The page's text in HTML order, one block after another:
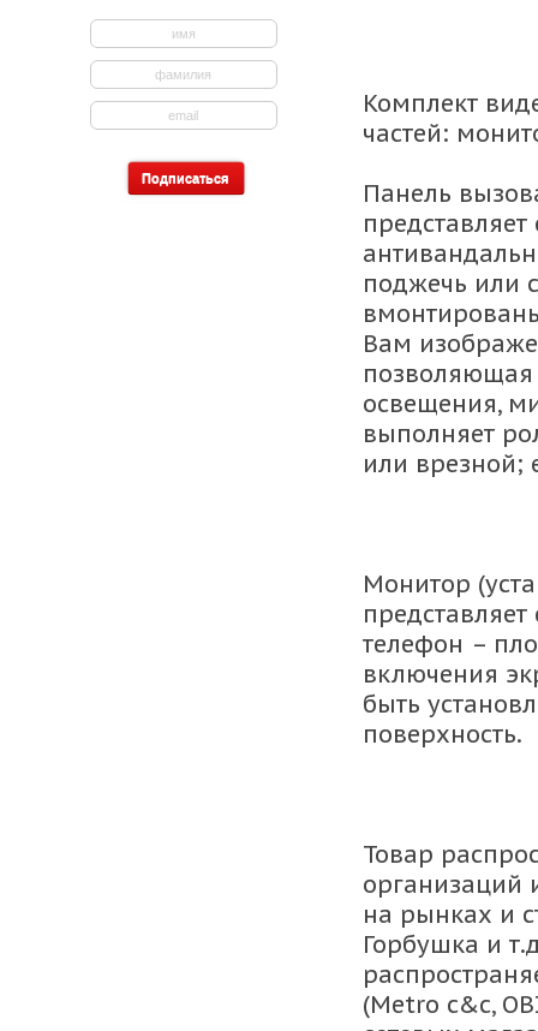
Комплект
частей:
Панель
поджечь или
Вам
позволяющая
освещения,
выполняет
или врезной;
Монитор
телефон –
включения
быть
поверхность.
Товар
организаций
на рынках и
Горбушка и
(Metro c&c,